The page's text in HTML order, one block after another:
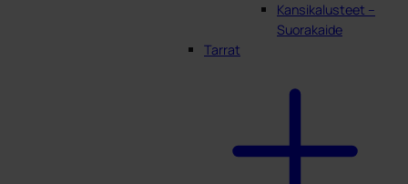
Kansikalusteet –
Suorakaide
Tarrat